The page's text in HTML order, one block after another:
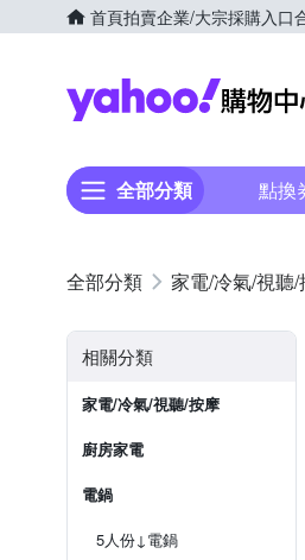
首頁拍賣企業/大宗採購入口
全部分類 點換
家電/冷氣/視聽/
相關分類
家電/冷氣/視聽/按摩
廚房家電
電鍋
5人份↓電鍋